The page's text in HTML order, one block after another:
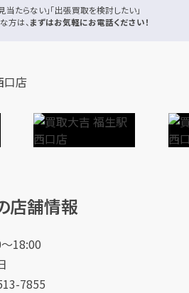
当たらない」「出張買取を検討したい」
方は、まずはお気軽にお電話ください！
店舗情報
18:00
7855